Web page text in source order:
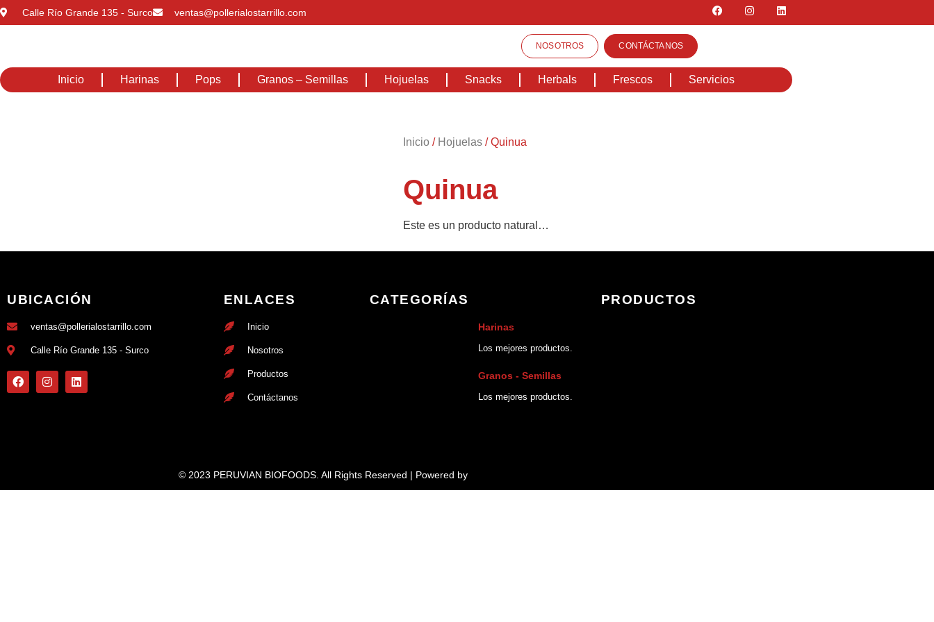
Calle Río Grande 135 - Surco ventas@pollerialostarrillo.com
NOSOTROS CONTÁCTANOS
Inicio Harinas Pops Granos – Semillas Hojuelas Snacks Herbals Frescos Servicios
Inicio / Hojuelas / Quinua
Quinua
Este es un producto natural…
UBICACIÓN
ventas@pollerialostarrillo.com
Calle Río Grande 135 - Surco
ENLACES
Inicio
Nosotros
Productos
Contáctanos
CATEGORÍAS
Harinas
Los mejores productos.
Granos - Semillas
Los mejores productos.
PRODUCTOS
© 2023 PERUVIAN BIOFOODS. All Rights Reserved | Powered by